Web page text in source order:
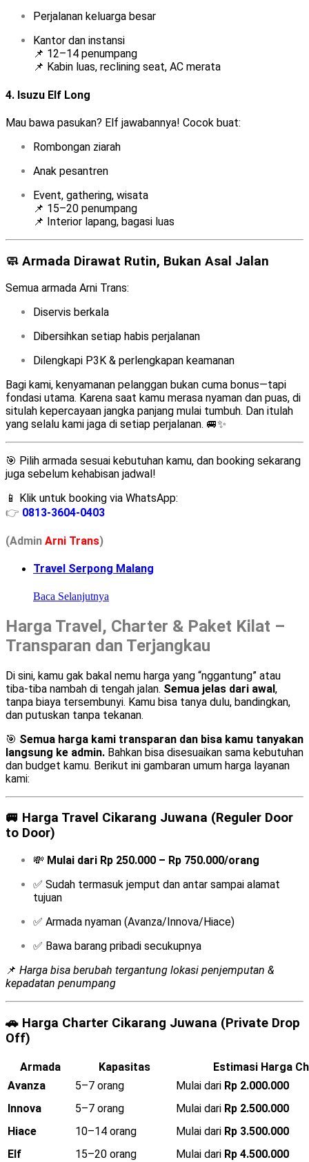
Perjalanan keluarga besar
Kantor dan instansi
📌 12–14 penumpang
📌 Kabin luas, reclining seat, AC merata
4. Isuzu Elf Long
Mau bawa pasukan? Elf jawabannya! Cocok buat:
Rombongan ziarah
Anak pesantren
Event, gathering, wisata
📌 15–20 penumpang
📌 Interior lapang, bagasi luas
🧼 Armada Dirawat Rutin, Bukan Asal Jalan
Semua armada Arni Trans:
Diservis berkala
Dibersihkan setiap habis perjalanan
Dilengkapi P3K & perlengkapan keamanan
Bagi kami, kenyamanan pelanggan bukan cuma bonus—tapi
fondasi utama. Karena saat kamu merasa nyaman dan puas, di
situlah kepercayaan jangka panjang mulai tumbuh. Dan itulah
yang selalu kami jaga di setiap perjalanan. 🚐✨
🎯 Pilih armada sesuai kebutuhan kamu, dan booking sekarang
juga sebelum kehabisan jadwal!
📱 Klik untuk booking via WhatsApp:
👉 0813-3604-0403
(Admin Arni Trans)
Travel Serpong Malang
Baca Selanjutnya
Harga Travel, Charter & Paket Kilat –
Transparan dan Terjangkau
Di sini, kamu gak bakal nemu harga yang “nggantung” atau
tiba-tiba nambah di tengah jalan. Semua jelas dari awal,
tanpa biaya tersembunyi. Kamu bisa tanya dulu, bandingkan,
dan putuskan tanpa tekanan.
🎯 Semua harga kami transparan dan bisa kamu tanyakan
langsung ke admin. Bahkan bisa disesuaikan sama kebutuhan
dan budget kamu. Berikut ini gambaran umum harga layanan
kami:
🚐 Harga Travel Cikarang Juwana (Reguler Door
to Door)
💸 Mulai dari Rp 250.000 – Rp 750.000/orang
✅ Sudah termasuk jemput dan antar sampai alamat
tujuan
✅ Armada nyaman (Avanza/Innova/Hiace)
✅ Bawa barang pribadi secukupnya
📌 Harga bisa berubah tergantung lokasi penjemputan &
kepadatan penumpang
🚗 Harga Charter Cikarang Juwana (Private Drop
Off)
Armada Kapasitas
Estimasi Harga
Avanza
5–7 orang Mulai dari Rp 2.000.000
Innova
5–7 orang Mulai dari Rp 2.500.000
Hiace
10–14 orang Mulai dari Rp 3.500.000
Elf
15–20 orang Mulai dari Rp 4.500.000